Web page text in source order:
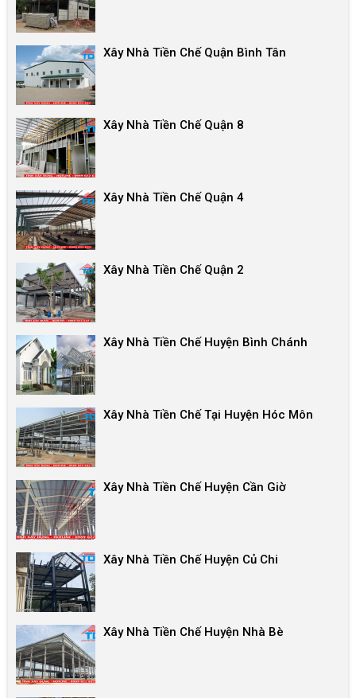
Xây Nhà Tiền Chế Quận Bình Tân
Xây Nhà Tiền Chế Quận 8
Xây Nhà Tiền Chế Quận 4
Xây Nhà Tiền Chế Quận 2
Xây Nhà Tiền Chế Huyện Bình Chánh
Xây Nhà Tiền Chế Tại Huyện Hóc Môn
Xây Nhà Tiền Chế Huyện Cần Giờ
Xây Nhà Tiền Chế Huyện Củ Chi
Xây Nhà Tiền Chế Huyện Nhà Bè